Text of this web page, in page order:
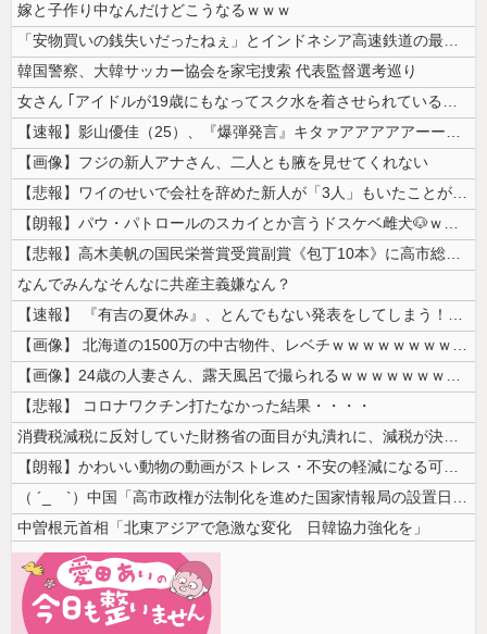
嫁と子作り中なんだけどこうなるｗｗｗ
「安物買いの銭失いだったねぇ」とインドネシア高速鉄道の最終処分に日本側...
韓国警察、大韓サッカー協会を家宅捜索 代表監督選考巡り
女さん ｢アイドルが19歳にもなってスク水を着させられている！｣⇒結果...
【速報】影山優佳（25）、『爆弾発言』キタァアアアアアーーーーー！！
【画像】フジの新人アナさん、二人とも腋を見せてくれない
【悲報】ワイのせいで会社を辞めた新人が「3人」もいたことが発覚ｗｗｗｗ...
【朗報】パウ・パトロールのスカイとか言うドスケベ雌犬🐶ｗｗｗｗｗｗｗ...
【悲報】高木美帆の国民栄誉賞受賞副賞《包丁10本》に高市総理の名前も刻...
なんでみんなそんなに共産主義嫌なん？
【速報】 『有吉の夏休み』、とんでもない発表をしてしまう！！！！！
【画像】 北海道の1500万の中古物件、レベチｗｗｗｗｗｗｗｗｗｗｗｗ...
【画像】24歳の人妻さん、露天風呂で撮られるｗｗｗｗｗｗｗｗｗｗｗｗ...
【悲報】 コロナワクチン打たなかった結果・・・・
消費税減税に反対していた財務省の面目が丸潰れに、減税が決まった途端に市...
【朗報】かわいい動物の動画がストレス・不安の軽減になる可能性。英大学の...
（ ´_ゝ`）中国「高市政権が法制化を進めた国家情報局の設置日が7月3...
中曽根元首相「北東アジアで急激な変化 日韓協力強化を」